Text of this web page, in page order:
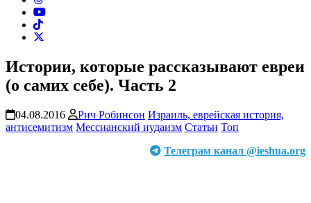
Истории, которые рассказывают евреи
(о самих себе). Часть 2
04.08.2016 Рич Робинсон Израиль, еврейская история,
антисемитизм Мессианский иудаизм Статьи Топ
Телеграм канал @ieshua.org